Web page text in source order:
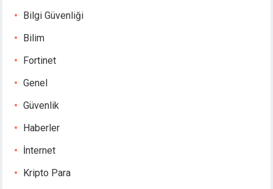
Bilgi Güvenliği
Bilim
Fortinet
Genel
Güvenlik
Haberler
İnternet
Kripto Para